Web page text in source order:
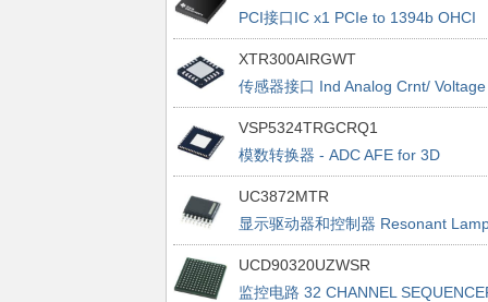
PCI接口IC x1 PCIe to 1394b OHCI
Host cntrlr
XTR300AIRGWT
传感器接口 Ind Analog Crnt/ Voltage
Output Drv
VSP5324TRGCRQ1
模数转换器 - ADC AFE for 3D
UC3872MTR
显示驱动器和控制器 Resonant
Ballast Controller
UCD90320UZWSR
监控电路 32 CHANNEL